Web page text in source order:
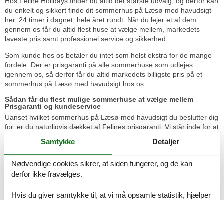
du enkelt og sikkert finde dit sommerhus på Læsø med havudsigt
her. 24 timer i døgnet, hele året rundt. Når du lejer et af dem
gennem os får du altid flest huse at vælge mellem, markedets
laveste pris samt professionel service og sikkerhed.
Som kunde hos os betaler du intet som helst ekstra for de mange
fordele. Der er prisgaranti på alle sommerhuse som udlejes
igennem os, så derfor får du altid markedets billigste pris på et
sommerhus på Læsø med havudsigt hos os.
Sådan får du flest mulige sommerhuse at vælge mellem
Prisgaranti og kundeservice
Uanset hvilket sommerhus på Læsø med havudsigt du beslutter dig
for, er du naturligvis dækket af Felines prisgaranti. Vi står inde for at
dit foretrukne sommerhus på Læsø med havudsigt til en pris, som
er billigere end vores.
Hvis der en sjælden gang sker en fejl i vores overvågning af
prisforskellen. Summen indsættes simpelthen på din konto.
Samtykke Detaljer
Nødvendige cookies sikrer, at siden fungerer, og de kan
derfor ikke fravælges.
Hvis du giver samtykke til, at vi må opsamle statistik, hjælper